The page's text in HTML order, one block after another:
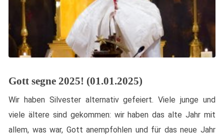
Gott segne 2025! (01.01.2025)
Wir haben Silvester alternativ gefeiert. Viele junge und
viele ältere sind gekommen: wir haben das alte Jahr mit
allem, was war, Gott anempfohlen und für das neue Jahr